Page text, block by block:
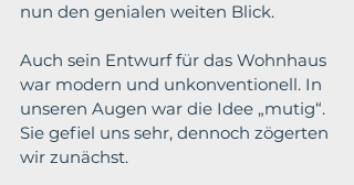
nun den genialen weiten Blick.
Auch sein Entwurf für das Wohnhaus
war modern und unkonventionell. In
unseren Augen war die Idee „mutig“.
Sie gefiel uns sehr, dennoch zögerten
wir zunächst.